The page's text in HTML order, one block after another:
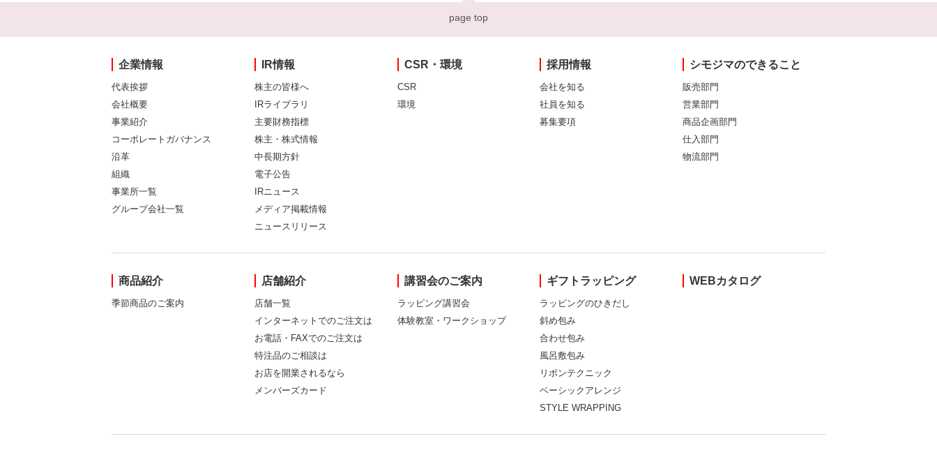
page top
企業情報
代表挨拶
会社概要
事業紹介
コーポレートガバナンス
沿革
組織
事業所一覧
グループ会社一覧
IR情報
株主の皆様へ
IRライブラリ
主要財務指標
株主・株式情報
中長期方針
電子公告
IRニュース
メディア掲載情報
ニュースリリース
CSR・環境
CSR
環境
採用情報
会社を知る
社員を知る
募集要項
シモジマのできること
販売部門
営業部門
商品企画部門
仕入部門
物流部門
商品紹介
季節商品のご案内
店舗紹介
店舗一覧
インターネットでのご注文は
お電話・FAXでのご注文は
特注品のご相談は
お店を開業されるなら
メンバーズカード
講習会のご案内
ラッピング講習会
体験教室・ワークショップ
ギフトラッピング
ラッピングのひきだし
斜め包み
合わせ包み
風呂敷包み
リボンテクニック
ベーシックアレンジ
STYLE WRAPPING
WEBカタログ